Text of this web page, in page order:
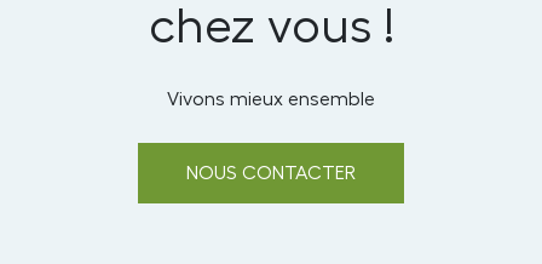
chez vous !
Vivons mieux ensemble
NOUS CONTACTER